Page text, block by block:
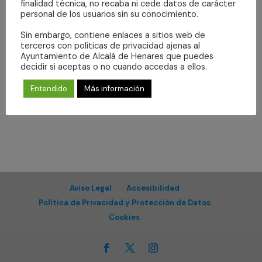
vistas
Suscribirse al calendario
Aviso Legal
Accesibilidad
Política de Privacidad y Protección de Datos
Cookies
finalidad técnica, no recaba ni cede datos de carácter
personal de los usuarios sin su conocimiento.
Sin embargo, contiene enlaces a sitios web de
terceros con políticas de privacidad ajenas al
Ayuntamiento de Alcalá de Henares que puedes
decidir si aceptas o no cuando accedas a ellos.
Entendido Más información